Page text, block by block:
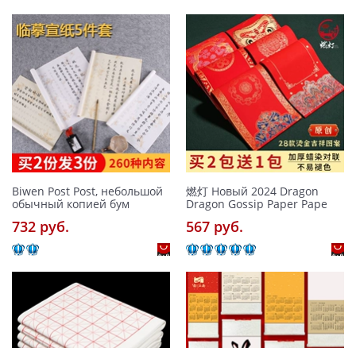
Biwen Post Post, небольшой
обычный копией бум
732 pуб.
燃灯 Новый 2024 Dragon
Dragon Gossip Paper Pape
567 pуб.